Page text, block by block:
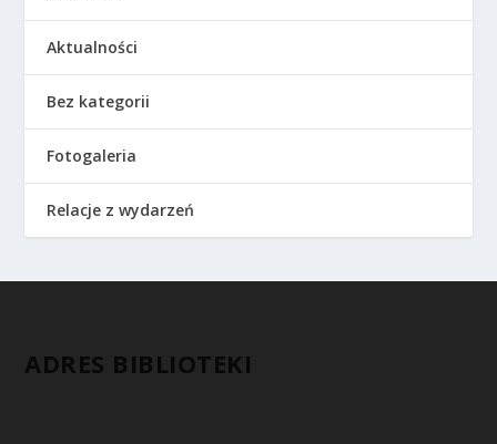
Aktualności
Bez kategorii
Fotogaleria
Relacje z wydarzeń
ADRES BIBLIOTEKI